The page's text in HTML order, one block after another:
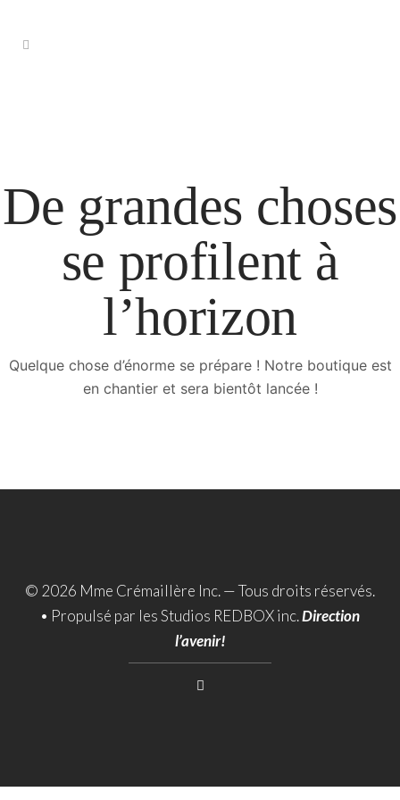
De grandes choses
se profilent à
l’horizon
Quelque chose d’énorme se prépare ! Notre boutique est
en chantier et sera bientôt lancée !
© 2026 Mme Crémaillère Inc. — Tous droits réservés.
• Propulsé par les Studios REDBOX inc.Direction
l’avenir!